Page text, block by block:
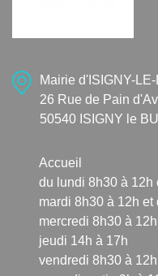
Mairie d'ISIGNY-
26 Rue de Pain
50540 ISIGNY le
Accueil
du lundi 8h30 à 12h
mardi 8h30 à 12h et
mercredi 8h30 à
jeudi 14h à 17h
vendredi 8h30 à